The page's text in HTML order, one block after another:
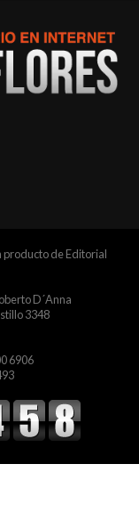
de Editorial
D´Anna
3348
6906